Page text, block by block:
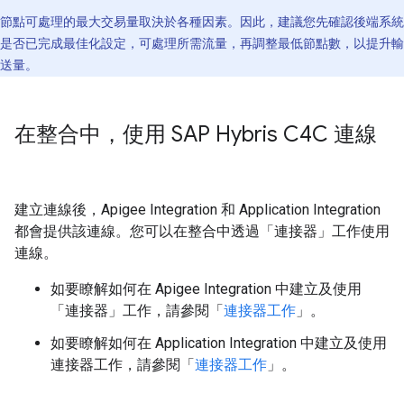
節點可處理的最大交易量取決於各種因素。因此，建議您先確認後端系統
是否已完成最佳化設定，可處理所需流量，再調整最低節點數，以提升輸
送量。
在整合中，使用 SAP Hybris C4C 連線
建立連線後，Apigee Integration 和 Application Integration
都會提供該連線。您可以在整合中透過「連接器」工作使用
連線。
如要瞭解如何在 Apigee Integration 中建立及使用
「連接器」工作，請參閱「連接器工作 」。
如要瞭解如何在 Application Integration 中建立及使用
連接器工作，請參閱「連接器工作 」。